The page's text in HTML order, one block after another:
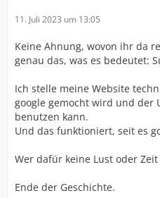
11. Juli 2023 um 13:05
Keine Ahnung, wovon ihr da
genau das, was es bedeutet:
Ich stelle meine Website
google gemocht wird und der
benutzen kann.
Und das funktioniert, seit es
Wer dafür keine Lust oder
Ende der Geschichte.